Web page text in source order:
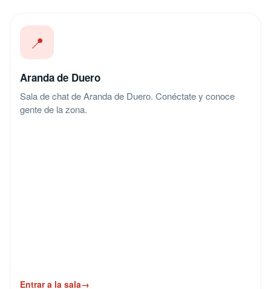
📍
Aranda de Duero
Sala de chat de Aranda de Duero. Conéctate y conoce
gente de la zona.
Entrar a la sala→